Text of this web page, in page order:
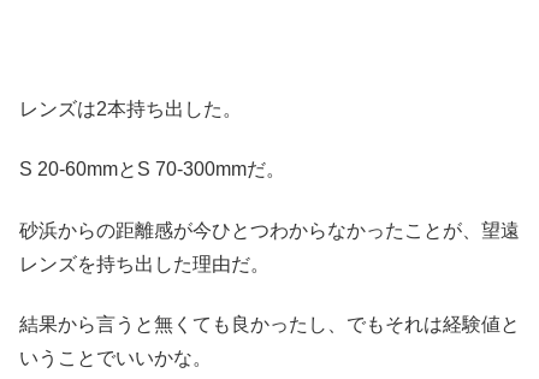
レンズは2本持ち出した。
S 20-60mmとS 70-300mmだ。
砂浜からの距離感が今ひとつわからなかったことが、望遠
レンズを持ち出した理由だ。
結果から言うと無くても良かったし、でもそれは経験値と
いうことでいいかな。